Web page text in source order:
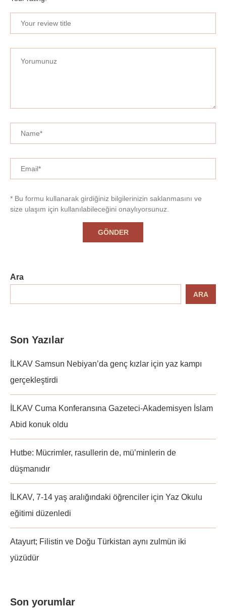
* Bu formu kullanarak girdiğiniz bilgilerinizin saklanmasını ve
size ulaşım için kullanılabileceğini onaylıyorsunuz.
Ara
ARA
Son Yazılar
İLKAV Samsun Nebiyan’da genç kızlar için yaz kampı
gerçekleştirdi
İLKAV Cuma Konferansına Gazeteci-Akademisyen İslam
Abid konuk oldu
Hutbe: Mücrimler, rasullerin de, mü’minlerin de
düşmanıdır
İLKAV, 7-14 yaş aralığındaki öğrenciler için Yaz Okulu
eğitimi düzenledi
Atayurt; Filistin ve Doğu Türkistan aynı zulmün iki
yüzüdür
Son yorumlar